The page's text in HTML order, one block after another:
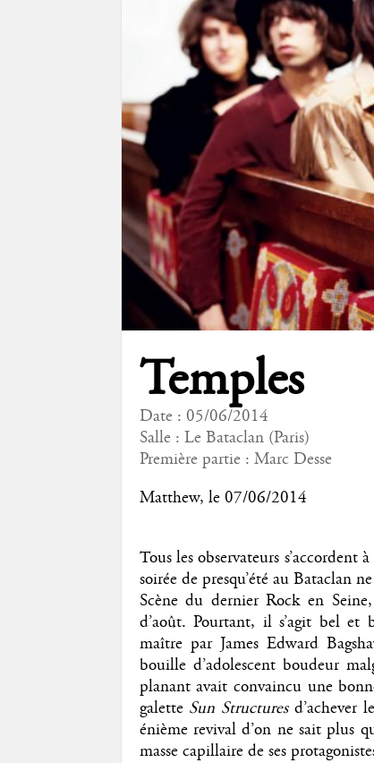
Temples
Date : 05/06/2014
Salle : Le Bataclan (Paris)
Première partie : Marc Desse
Matthew, le 07/06/2014
Tous les observateurs
soirée de presqu’été au Bataclan
Scène du dernier Rock en
d’août. Pourtant, il s’agit bel
maître par James Edward
bouille d’adolescent boudeur
planant avait convaincu une
galette Sun Structuresd’achever
énième revival d’on ne sait plus
masse capillaire de ses